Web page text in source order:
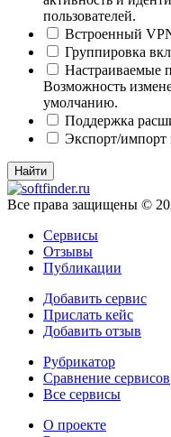
пользователей.
Встроенный
Группировка
Настраиваемые
Возможность
умолчанию.
Поддержка
Экспорт/импорт
Все права защищены ©
Сервисы
Отзывы
Публикации
Добавить сервис
Прислать кейс
Добавить отзыв
Рубрикатор
Сравнение сервисов
Все сервисы
О проекте